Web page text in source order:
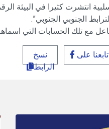
انتشرت كثيرا في البيئة
الجنوبي الجنوبي”.
مع تلك الحسابات التي اسماها
تابعنا على
نسخ
الرابط